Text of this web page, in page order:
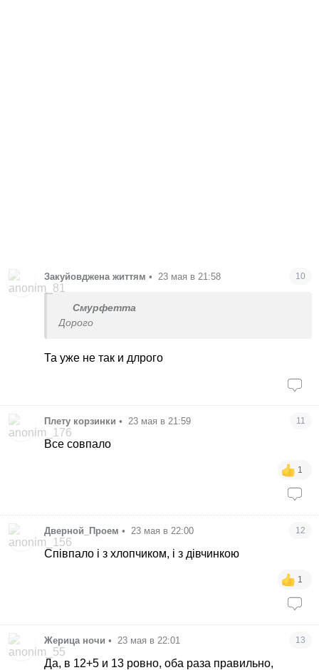
Закуйовджена життям • 23 мая в 21:58 10
Смурфетта
Дорого
Та уже не так и длрого
Плету корзинки • 23 мая в 21:59 11
Все совпало
1
Дверной_Проем • 23 мая в 22:00 12
Співпало і з хлопчиком, і з дівчинкою
1
Жерица ночи • 23 мая в 22:01 13
Да, в 12+5 и 13 ровно, оба раза правильно,